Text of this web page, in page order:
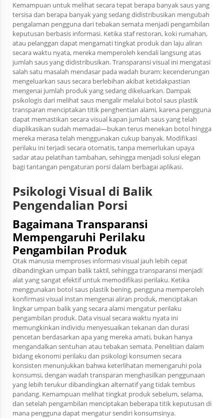
Kemampuan untuk melihat secara tepat berapa banyak saus yang
tersisa dan berapa banyak yang sedang didistribusikan mengubah
pengalaman pengguna dari tebakan semata menjadi pengambilan
keputusan berbasis informasi. Ketika staf restoran, koki rumahan,
atau pelanggan dapat mengamati tingkat produk dan laju aliran
secara waktu nyata, mereka memperoleh kendali langsung atas
jumlah saus yang didistribusikan. Transparansi visual ini mengatasi
salah satu masalah mendasar pada wadah buram: kecenderungan
mengeluarkan saus secara berlebihan akibat ketidakpastian
mengenai jumlah produk yang sedang dikeluarkan. Dampak
psikologis dari melihat saus mengalir melalui botol saus plastik
transparan menciptakan titik penghentian alami, karena pengguna
dapat memastikan secara visual kapan jumlah saus yang telah
diaplikasikan sudah memadai—bukan terus menekan botol hingga
mereka merasa telah menggunakan cukup banyak. Modifikasi
perilaku ini terjadi secara otomatis, tanpa memerlukan upaya
sadar atau pelatihan tambahan, sehingga menjadi solusi elegan
bagi tantangan pengaturan porsi dalam berbagai aplikasi.
Psikologi Visual di Balik
Pengendalian Porsi
Bagaimana Transparansi
Mempengaruhi Perilaku
Pengambilan Produk
Otak manusia memproses informasi visual jauh lebih cepat
dibandingkan umpan balik taktil, sehingga transparansi menjadi
alat yang sangat efektif untuk memodifikasi perilaku. Ketika
menggunakan botol saus plastik bening, pengguna memperoleh
konfirmasi visual instan mengenai aliran produk, menciptakan
lingkar umpan balik yang secara alami mengatur perilaku
pengambilan produk. Data visual secara waktu nyata ini
memungkinkan individu menyesuaikan tekanan dan durasi
pencetan berdasarkan apa yang mereka amati, bukan hanya
mengandalkan sentuhan atau tebakan semata. Penelitian dalam
bidang ekonomi perilaku dan psikologi konsumen secara
konsisten menunjukkan bahwa keterlihatan memengaruhi pola
konsumsi, dengan wadah transparan menghasilkan penggunaan
yang lebih terukur dibandingkan alternatif yang tidak tembus
pandang. Kemampuan melihat tingkat produk sebelum, selama,
dan setelah pengambilan menciptakan beberapa titik keputusan di
mana pengguna dapat mengatur sendiri konsumsinya.